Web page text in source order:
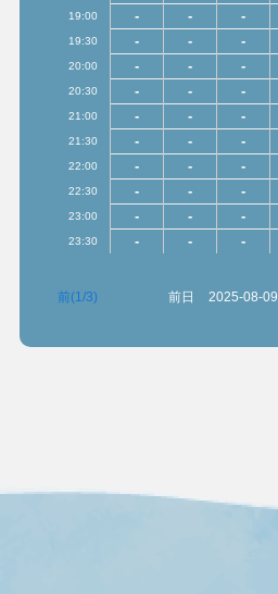
19:00 - - -
19:30 - - -
20:00 - - -
20:30 - - -
21:00 - - -
21:30 - - -
22:00 - - -
22:30 - - -
23:00 - - -
23:30 - - -
前(1/3) 前日 2025-08-09